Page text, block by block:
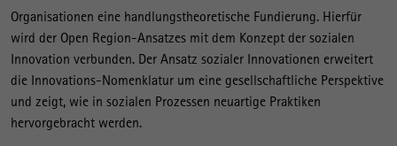
Organisationen eine handlungstheoretische Fundierung. Hierfür
wird der Open Region-Ansatzes mit dem Konzept der sozialen
Innovation verbunden. Der Ansatz sozialer Innovationen erweitert
die Innovations-Nomenklatur um eine gesellschaftliche Perspektive
und zeigt, wie in sozialen Prozessen neuartige Praktiken
hervorgebracht werden.